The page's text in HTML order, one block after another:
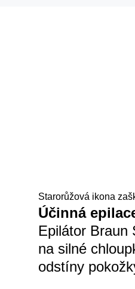
Starorůžová ikona
Účinná
Epilátor Braun
na silné
odstíny